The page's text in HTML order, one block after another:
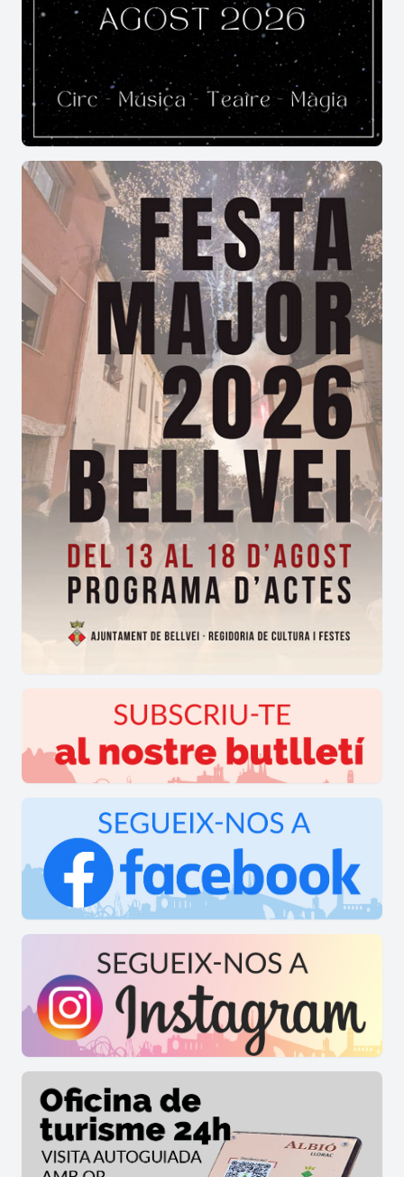
La nit dels museus
Coincidint amb la nit dels museu us proposem
una nit de performance a càrrec de Laura Llaneli,
en el marc de l’exposició “La Síndrome de la
Gallina Ponedora”.
Activitat gratuïta
Museu obert fins a les 12 de la nit
Dilluns 18 de maig
Visites guiades gratuïtes
Dia Internacional dels museus
Portes obertes al Museu amb visita guiada
gratuïta a les 10.30 i a les 12 h
Museu obert de 10 a 14 h
Entrada lliure